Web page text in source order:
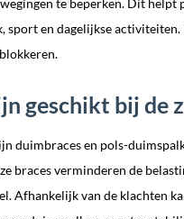
te beperken. Dit
sport en dagelijkse
geschikt bij de
duimbraces en pols-
braces verminderen de
Afhankelijk van de klachten